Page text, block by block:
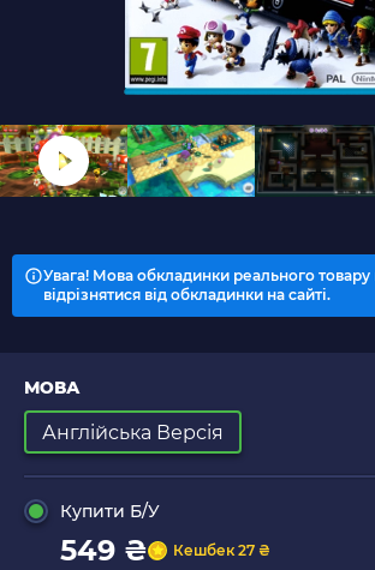
Увага! Мова обкладинки реального
відрізнятися від обкладинки на сайті.
МОВА
Англійська Версія
Купити Б/У
549 ₴ Кешбек 27 ₴